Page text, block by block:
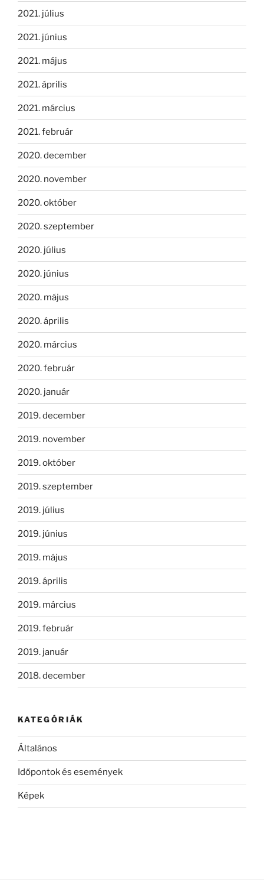
2021. július
2021. június
2021. május
2021. április
2021. március
2021. február
2020. december
2020. november
2020. október
2020. szeptember
2020. július
2020. június
2020. május
2020. április
2020. március
2020. február
2020. január
2019. december
2019. november
2019. október
2019. szeptember
2019. július
2019. június
2019. május
2019. április
2019. március
2019. február
2019. január
2018. december
KATEGÓRIÁK
Általános
Időpontok és események
Képek